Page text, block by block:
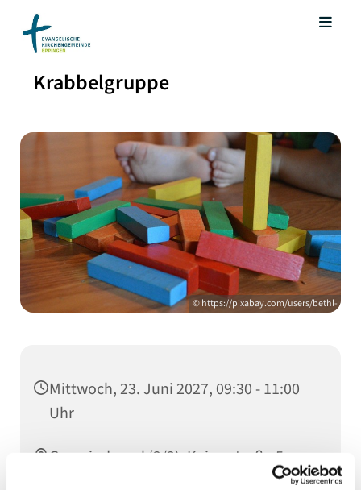
Krabbelgruppe
© https://pixabay.com/users/bethl-
Mittwoch, 23. Juni 2027, 09:30 - 11:00
Uhr
Gemeindesaal (2/2), Kaiserstraße 5,